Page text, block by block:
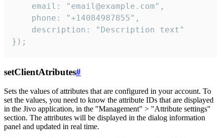
    email: "email@example.com",
    phone: "+14084987855",
    description: "Description text"
});
setClientAtributes#
Sets the values ​​of attributes that are configured in your account. To
set the values, you need to know the attribute IDs that are displayed
in the Jivo application, in the "Management" > "Attribute settings"
section. The attributes will be displayed in the dialog information
panel and updated in real time.